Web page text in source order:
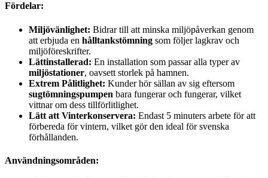
Fördelar:
Miljövänlighet: Bidrar till att minska miljöpåverkan genom
att erbjuda en hålltankstömning som följer lagkrav och
miljöföreskrifter.
Lättinstallerad: En installation som passar alla typer av
miljöstationer, oavsett storlek på hamnen.
Extrem Pålitlighet: Kunder hör sällan av sig eftersom
sugtömningspumpen bara fungerar och fungerar, vilket
vittnar om dess tillförlitlighet.
Lätt att Vinterkonservera: Endast 5 minuters arbete för att
förbereda för vintern, vilket gör den ideal för svenska
förhållanden.
Användningsområden: